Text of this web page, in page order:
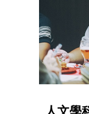
人文學